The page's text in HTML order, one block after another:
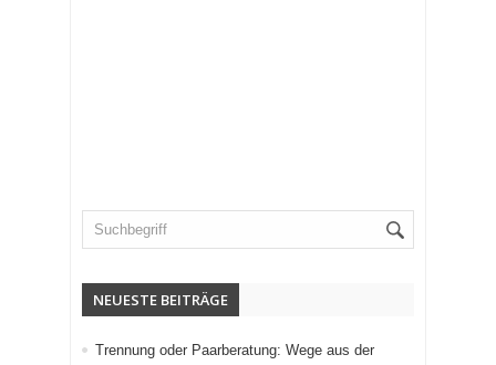
NEUESTE BEITRÄGE
Trennung oder Paarberatung: Wege aus der